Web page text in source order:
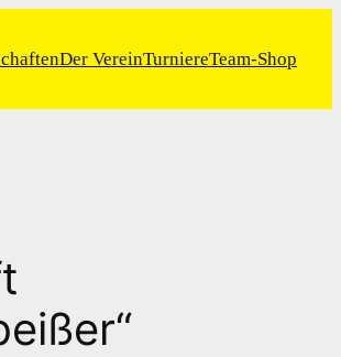
Der VereinTurniereTeam-Shop